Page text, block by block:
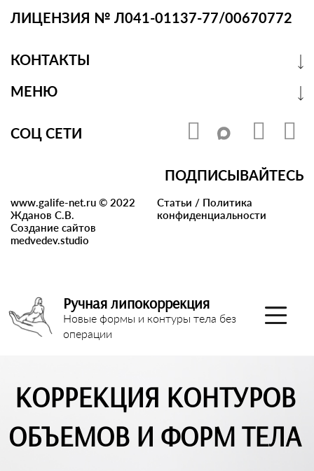
ЛИЦЕНЗИЯ № Л041-01137-77/00670772
КОНТАКТЫ
МЕНЮ
СОЦ СЕТИ
ПОДПИСЫВАЙТЕСЬ
www.galife-net.ru © 2022
Жданов С.В.
Создание сайтов
medvedev.studio
Статьи / Политика
конфиденциальности
Ручная липокоррекция
Новые формы и контуры тела без
операции
КОРРЕКЦИЯ КОНТУРОВ
ОБЪЕМОВ И ФОРМ ТЕЛА